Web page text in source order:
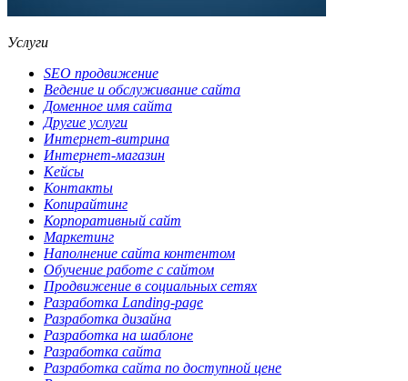
Услуги
SEO продвижение
Ведение и обслуживание сайта
Доменное имя сайта
Другие услуги
Интернет-витрина
Интернет-магазин
Кейсы
Контакты
Копирайтинг
Корпоративный сайт
Маркетинг
Наполнение сайта контентом
Обучение работе с сайтом
Продвижение в социальных сетях
Разработка Landing-page
Разработка дизайна
Разработка на шаблоне
Разработка сайта
Разработка сайта по доступной цене